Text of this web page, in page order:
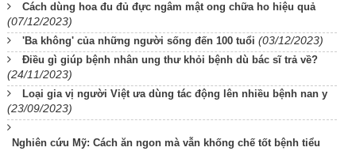
Cách dùng hoa đu đủ đực ngâm mật ong chữa ho hiệu quả
(07/12/2023)
'Ba không' của những người sống đến 100 tuổi (03/12/2023)
Điều gì giúp bệnh nhân ung thư khỏi bệnh dù bác sĩ trả về?
(24/11/2023)
Loại gia vị người Việt ưa dùng tác động lên nhiều bệnh nan y
(23/09/2023)
Nghiên cứu Mỹ: Cách ăn ngon mà vẫn khống chế tốt bệnh tiểu